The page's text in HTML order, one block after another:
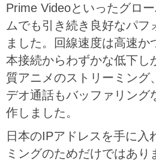
Prime Videoといったグロ
ムでも引き続き良好なパフ
ました。回線速度は高速か
本接続からわずかな低下し
質アニメのストリーミング
デオ通話もバッファリング
作しました。
日本のIPアドレスを手に入
ミングのためだけではあり